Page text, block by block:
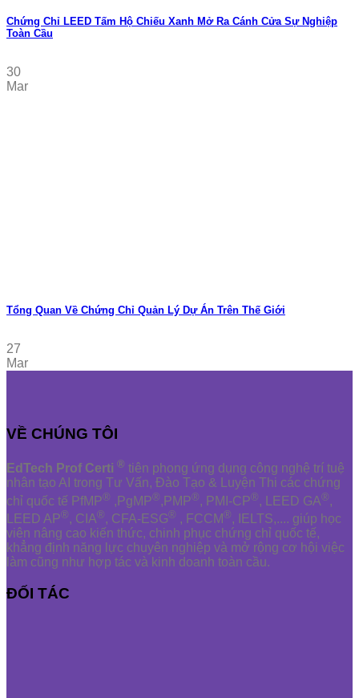
Chứng Chỉ LEED Tấm Hộ Chiếu Xanh Mở Ra Cánh Cửa Sự Nghiệp
Toàn Cầu
30
Mar
Tổng Quan Về Chứng Chỉ Quản Lý Dự Án Trên Thế Giới
27
Mar
VỀ CHÚNG TÔI
EdTech Prof Certi ® tiên phong ứng dụng công nghệ trí tuệ
nhân tạo AI trong Tư Vấn, Đào Tạo & Luyện Thi các chứng
chỉ quốc tế PfMP® ,PgMP®,PMP®, PMI-CP®, LEED GA®,
LEED AP®, CIA®, CFA-ESG® , FCCM®, IELTS,.... giúp học
viên nâng cao kiến thức, chinh phục chứng chỉ quốc tế,
khẳng định năng lực chuyên nghiệp và mở rộng cơ hội việc
làm cũng như hợp tác và kinh doanh toàn cầu.
ĐỐI TÁC